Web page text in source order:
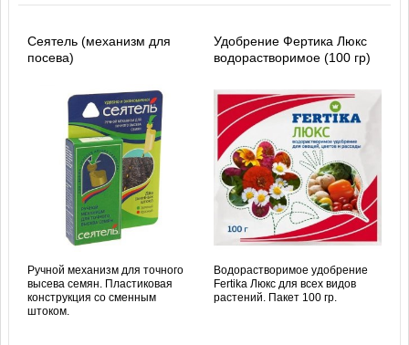
Сеятель (механизм для
посева)
Ручной механизм для точного
высева семян. Пластиковая
конструкция со сменным
штоком.
Удобрение Фертика Люкс
водорастворимое (100 гр)
Водорастворимое удобрение
Fertika Люкс для всех видов
растений. Пакет 100 гр.